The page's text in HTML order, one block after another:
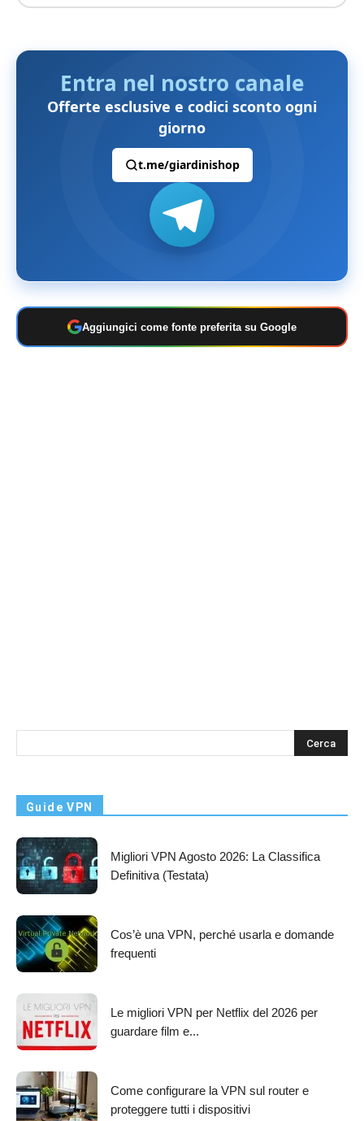
Entra nel nostro canale
Offerte esclusive e codici sconto ogni
giorno
t.me/giardinishop
Aggiungici come fonte preferita su Google
s
Guide VPN
Migliori VPN Agosto 2026: La Classifica
Definitiva (Testata)
Cos’è una VPN, perché usarla e domande
frequenti
Le migliori VPN per Netflix del 2026 per
guardare film e...
Come configurare la VPN sul router e
proteggere tutti i dispositivi